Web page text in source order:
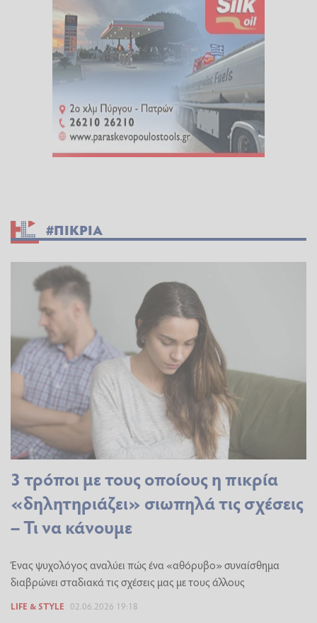
#ΠΙΚΡΙΑ
3 τρόποι με τους οποίους η πικρία
«δηλητηριάζει» σιωπηλά τις σχέσεις
– Τι να κάνουμε
Ένας ψυχολόγος αναλύει πώς ένα «αθόρυβο» συναίσθημα
διαβρώνει σταδιακά τις σχέσεις μας με τους άλλους
LIFE & STYLE 02.06.2026 19:18